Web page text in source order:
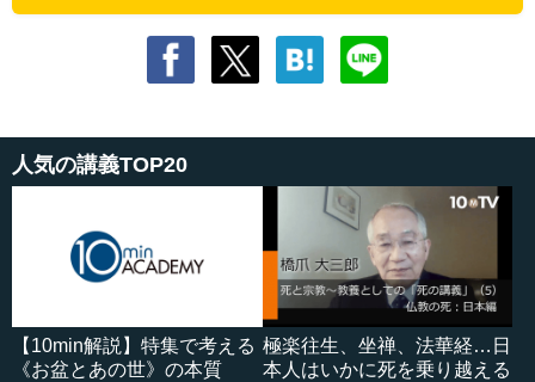
人気の講義TOP20
【10min解説】特集で考える
《お盆とあの世》の本質
極楽往生、坐禅、法華経…日
本人はいかに死を乗り越える